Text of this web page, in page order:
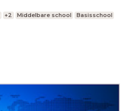
+2 Middelbare school
Basisschool